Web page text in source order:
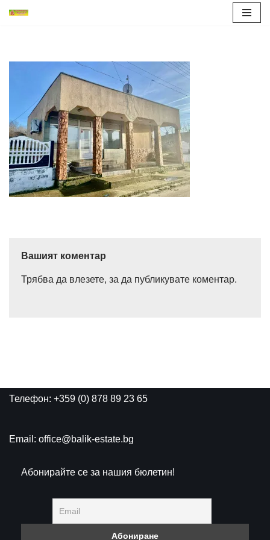
Вашият коментар
Трябва да влезете, за да публикувате коментар.
Телефон: +359 (0) 878 89 23 65
Email: office@balik-estate.bg
Абонирайте се за нашия бюлетин!